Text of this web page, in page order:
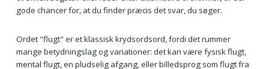
gode chancer for, at du finder præcis det svar, du søger.
Ordet "flugt" er et klassisk krydsordsord, fordi det rummer
mange betydningslag og variationer: det kan være fysisk flugt,
mental flugt, en pludselig afgang, eller billedsprog som flugt fra